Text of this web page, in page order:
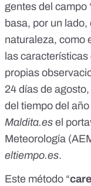
gentes del campo
basa, por un
naturaleza, como
las
propias
24 días de
del tiempo del
Maldita.es el
Meteorología (
eltiempo.es.
Este método “